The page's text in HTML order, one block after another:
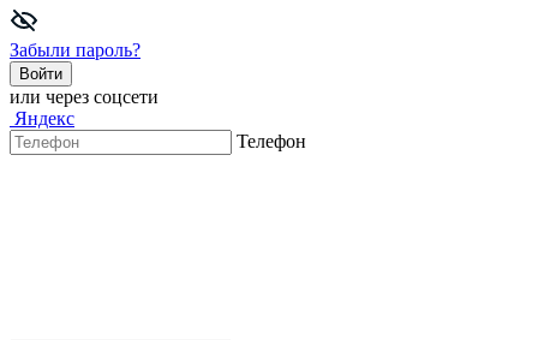
Забыли пароль?
Войти
или через соцсети
Яндекс
Телефон